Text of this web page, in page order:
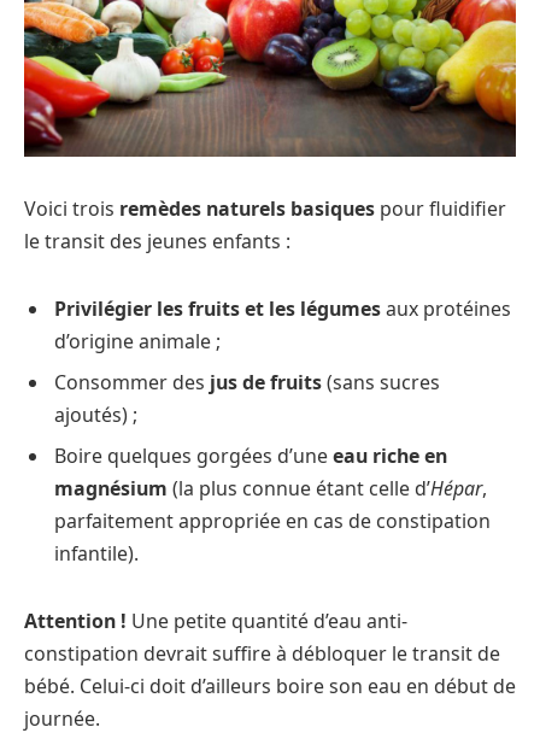
Voici trois remèdes naturels basiques pour fluidifier
le transit des jeunes enfants :
Privilégier les fruits et les légumesaux protéines
d’origine animale ;
Consommer des jus de fruits(sans sucres
ajoutés) ;
Boire quelques gorgées d’uneeau riche en
magnésium (la plus connue étant celle d’Hépar,
parfaitement appropriée en cas de constipation
infantile).
Attention ! Une petite quantité d’eau anti-
constipation devrait suffire à débloquer le transit de
bébé. Celui-ci doit d’ailleurs boire son eau en début de
journée.